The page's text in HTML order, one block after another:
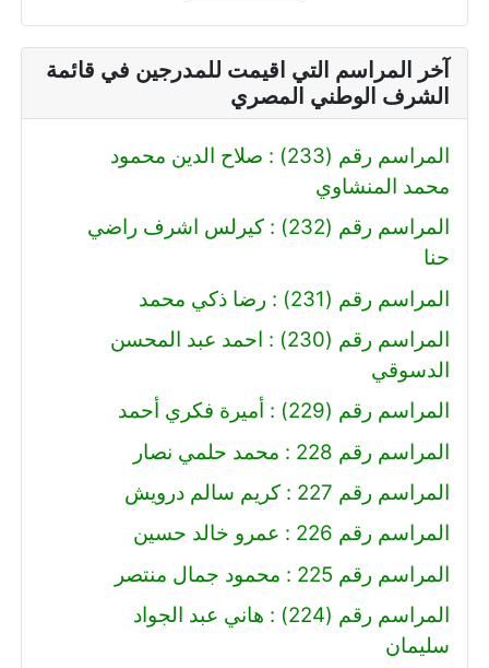
آخر المراسم التي اقيمت للمدرجين في قائمة
الشرف الوطني المصري
المراسم رقم (233) : صلاح الدين محمود
محمد المنشاوي
المراسم رقم (232) : كيرلس اشرف راضي
حنا
المراسم رقم (231) : رضا ذكي محمد
المراسم رقم (230) : احمد عبد المحسن
الدسوقي
المراسم رقم (229) : أميرة فكري أحمد
المراسم رقم 228 : محمد حلمي نصار
المراسم رقم 227 : كريم سالم درويش
المراسم رقم 226 : عمرو خالد حسين
المراسم رقم 225 : محمود جمال منتصر
المراسم رقم (224) : هاني عبد الجواد
سليمان